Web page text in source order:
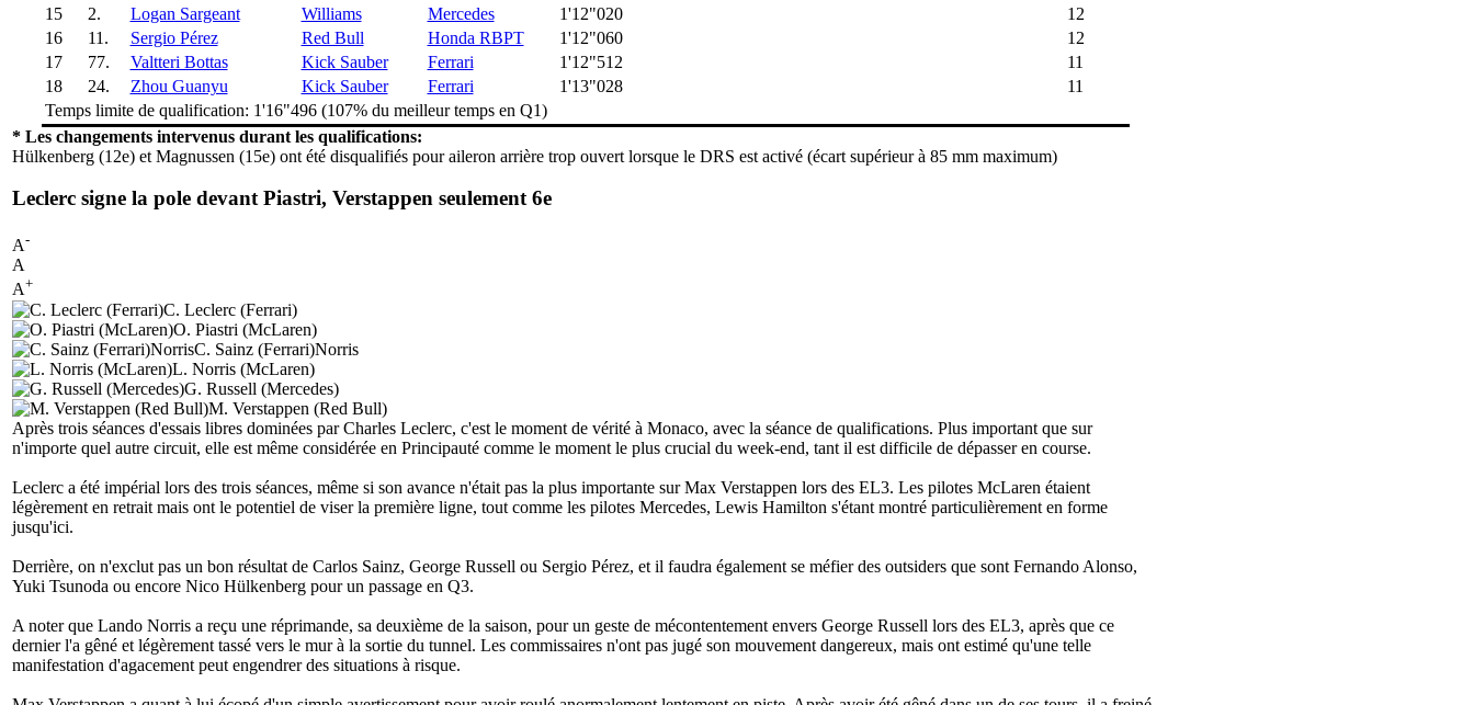
15
2. Logan Sargeant Williams Mercedes 1'12"020
12
16
11. Sergio Pérez Red Bull Honda RBPT 1'12"060
12
17
77. Valtteri Bottas Kick Sauber Ferrari 1'12"512
11
18
24. Zhou Guanyu Kick Sauber Ferrari 1'13"028
11
Temps limite de qualification: 1'16"496 (107% du meilleur temps en Q1)
* Les changements intervenus durant les qualifications:
Hülkenberg (12e) et Magnussen (15e) ont été disqualifiés pour aileron arrière trop ouvert lorsque le DRS est activé (écart supérieur à 85 mm maximum)
Leclerc signe la pole devant Piastri, Verstappen seulement 6e
A-
A
A+
C. Leclerc (Ferrari)
O. Piastri (McLaren)
C. Sainz (Ferrari)Norris
L. Norris (McLaren)
G. Russell (Mercedes)
M. Verstappen (Red Bull)
Après trois séances d'essais libres dominées par Charles Leclerc, c'est le moment de vérité à Monaco, avec la séance de qualifications. Plus important que sur
n'importe quel autre circuit, elle est même considérée en Principauté comme le moment le plus crucial du week-end, tant il est difficile de dépasser en course.
Leclerc a été impérial lors des trois séances, même si son avance n'était pas la plus importante sur Max Verstappen lors des EL3. Les pilotes McLaren étaient
légèrement en retrait mais ont le potentiel de viser la première ligne, tout comme les pilotes Mercedes, Lewis Hamilton s'étant montré particulièrement en forme
jusqu'ici.
Derrière, on n'exclut pas un bon résultat de Carlos Sainz, George Russell ou Sergio Pérez, et il faudra également se méfier des outsiders que sont Fernando Alonso,
Yuki Tsunoda ou encore Nico Hülkenberg pour un passage en Q3.
A noter que Lando Norris a reçu une réprimande, sa deuxième de la saison, pour un geste de mécontentement envers George Russell lors des EL3, après que ce
dernier l'a gêné et légèrement tassé vers le mur à la sortie du tunnel. Les commissaires n'ont pas jugé son mouvement dangereux, mais ont estimé qu'une telle
manifestation d'agacement peut engendrer des situations à risque.